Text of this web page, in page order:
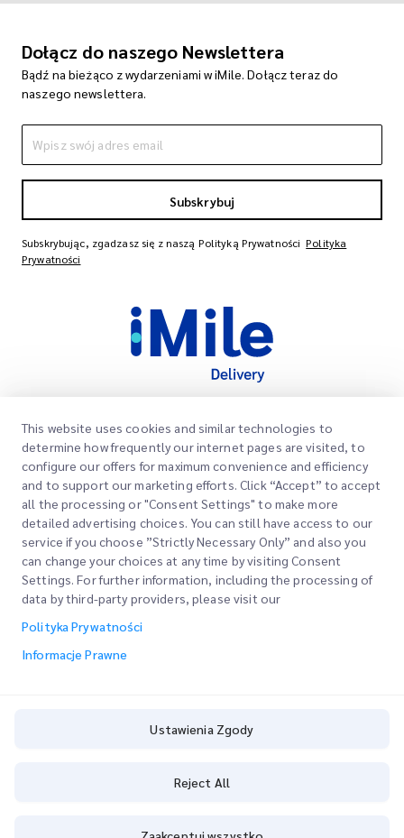
Dołącz do naszego Newslettera
Bądź na bieżąco z wydarzeniami w iMile. Dołącz teraz do
naszego newslettera.
Subskrybuj
Subskrybując, zgadzasz się z naszą Polityką Prywatności Polityka
Prywatności
Szybkie Linki
Lokalizacje Biur
Poproś o Wycenę
Logowanie Klienta
Rejestracja
Śledź swoje Zamówienie
Firma
O Nas
Kariera
BLOG
ESG
Partner Serwisowy Kanałów
Nasze Usługi
Express customs clearance
Ustawienia Zgody
This website uses cookies and similar technologies to
determine how frequently our internet pages are visited, to
configure our offers for maximum convenience and efficiency
and to support our marketing efforts. Click “Accept” to accept
all the processing or "Consent Settings" to make more
detailed advertising choices. You can still have access to our
service if you choose ”Strictly Necessary Only” and also you
can change your choices at any time by visiting Consent
Settings. For further information, including the processing of
data by third-party providers, please visit our
Polityka Prywatności
Informacje Prawne
Ustawienia Zgody
Reject All